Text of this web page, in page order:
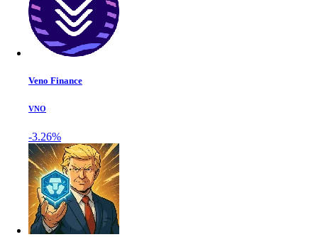
Veno Finance
VNO
-3.26%